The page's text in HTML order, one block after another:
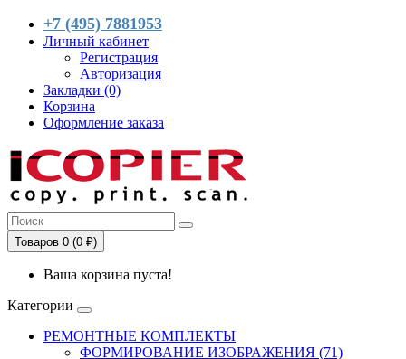
+7 (495) 7881953
Личный кабинет
Регистрация
Авторизация
Закладки (0)
Корзина
Оформление заказа
Товаров 0 (0 ₽)
Ваша корзина пуста!
Категории
РЕМОНТНЫЕ КОМПЛЕКТЫ
ФОРМИРОВАНИЕ ИЗОБРАЖЕНИЯ (71)